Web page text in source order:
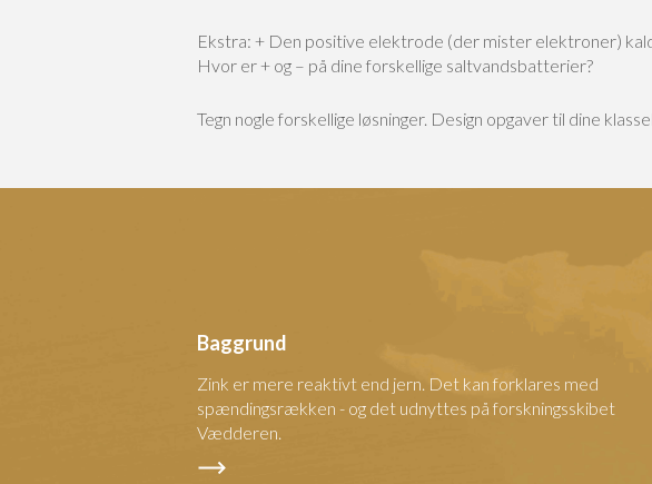
Ekstra: + Den positive elektrode (der mister elektroner)
Hvor er + og – på dine forskellige saltvandsbatterier?
Tegn nogle forskellige løsninger. Design opgaver til dine
Baggrund
Zink er mere reaktivt end jern. Det kan forklares med
spændingsrækken - og det udnyttes på forskningsskibet
Vædderen.